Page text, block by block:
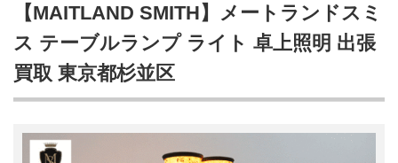
【MAITLAND SMITH】メートランドスミ
ス テーブルランプ ライト 卓上照明 出張
買取 東京都杉並区